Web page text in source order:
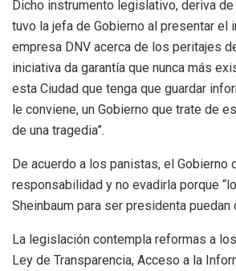
Dicho instrumento legislativo, deriva
tuvo la jefa de Gobierno al presentar el
empresa DNV acerca de los peritajes
iniciativa da garantía que nunca más
esta Ciudad que tenga que guardar
le conviene, un Gobierno que trate de
de una tragedia”.
De acuerdo a los panistas, el Gobierno
responsabilidad y no evadirla porque
Sheinbaum para ser presidenta puedan
La legislación contempla reformas a
Ley de Transparencia, Acceso a la